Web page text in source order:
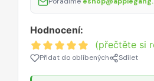
Hodnocení:
(přečtěte si
Přidat do oblíbených Sdílet